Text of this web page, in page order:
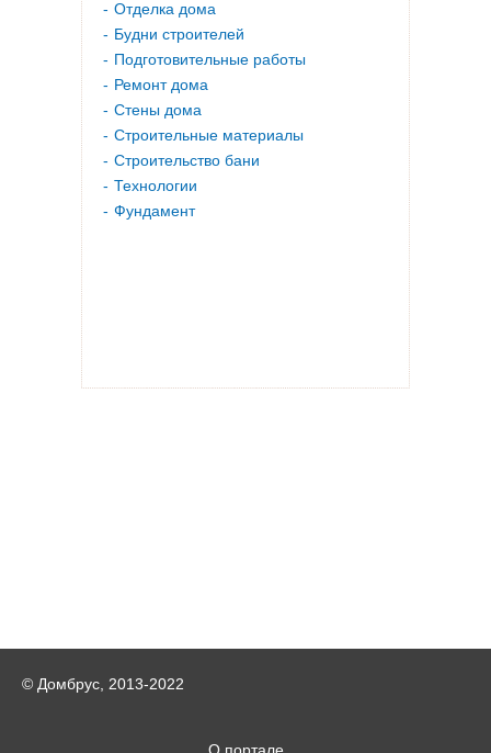
Отделка дома
Будни строителей
Подготовительные работы
Ремонт дома
Стены дома
Строительные материалы
Строительство бани
Технологии
Фундамент
© Домбрус, 2013-2022